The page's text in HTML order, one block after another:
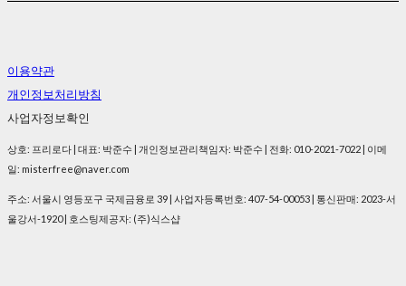
이용약관
개인정보처리방침
사업자정보확인
상호: 프리로다 | 대표: 박준수 | 개인정보관리책임자: 박준수 | 전화: 010-2021-7022 | 이메
일: misterfree@naver.com
주소: 서울시 영등포구 국제금융로 39 | 사업자등록번호: 407-54-00053 | 통신판매: 2023-서
울강서-1920| 호스팅제공자: (주)식스샵